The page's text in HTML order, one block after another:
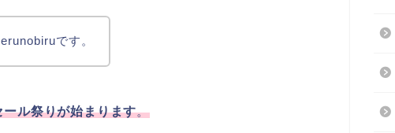
です。
ル祭りが始まります。